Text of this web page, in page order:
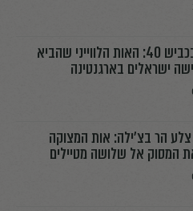
התאונה בכביש 40: האות הלווייני שהביא
ישראלים בארגנטינה
צלע הר בצ׳ילה: אות המצוקה
המסוק אל שלושה מטיילים